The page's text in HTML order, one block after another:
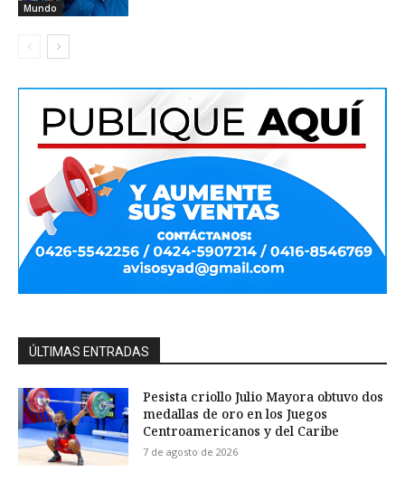
Mundo
ÚLTIMAS ENTRADAS
Pesista criollo Julio Mayora obtuvo dos
medallas de oro en los Juegos
Centroamericanos y del Caribe
7 de agosto de 2026